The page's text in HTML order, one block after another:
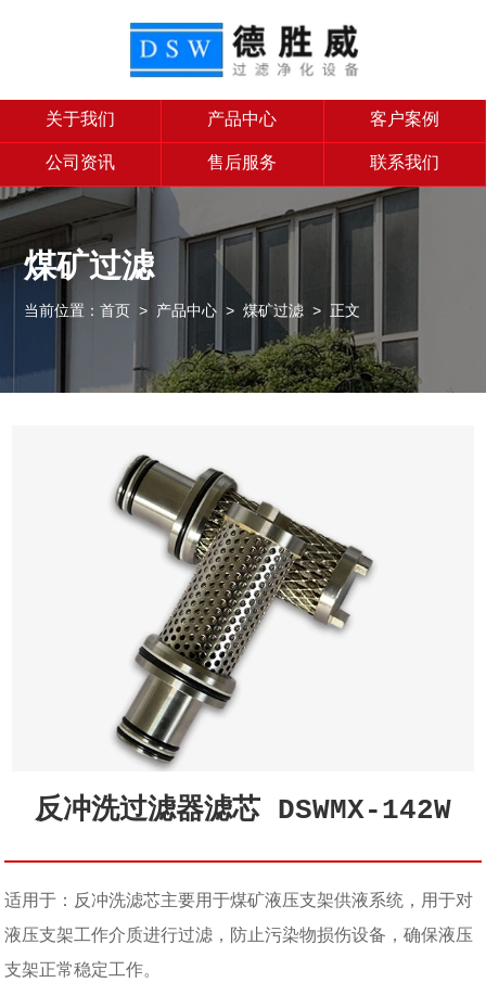
关于我们 产品中心 客户案例
公司资讯 售后服务 联系我们
煤矿过滤
当前位置：首页 > 产品中心 >煤矿过滤 > 正文
反冲洗过滤器滤芯 DSWMX-142W
适用于：反冲洗滤芯主要用于煤矿液压支架供液系统，用于对
液压支架工作介质进行过滤，防止污染物损伤设备，确保液压
支架正常稳定工作。